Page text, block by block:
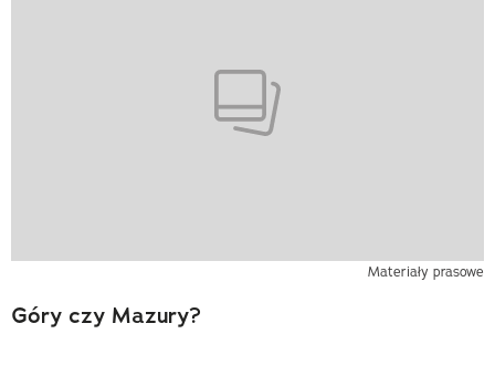
Materiały prasowe
Góry czy Mazury?